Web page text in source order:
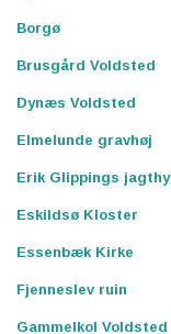
Borgø
Brusgård Voldsted
Dynæs Voldsted
Elmelunde gravhøj
Erik Glippings
Eskildsø Kloster
Essenbæk Kirke
Fjenneslev ruin
Gammelkol Voldsted